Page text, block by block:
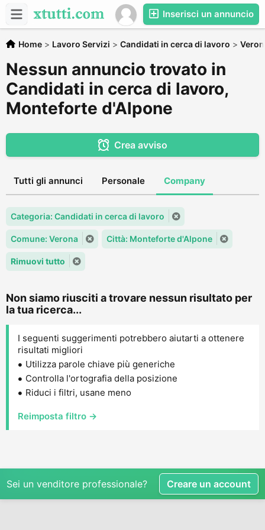
Inserisci un annuncio
Home > Lavoro Servizi > Candidati in cerca di lavoro >
Nessun annuncio trovato in
Candidati in cerca di lavoro,
Monteforte d'Alpone
Crea avviso
Tutti gli annunci Personale Company
Categoria: Candidati in cerca di lavoro
Comune: Verona Città: Monteforte d'Alpone
Rimuovi tutto
Non siamo riusciti a trovare nessun risultato per
la tua ricerca...
I seguenti suggerimenti potrebbero aiutarti a ottenere
risultati migliori
Utilizza parole chiave più generiche
Controlla l'ortografia della posizione
Riduci i filtri, usane meno
Reimposta filtro →
Sei un venditore professionale? Creare un account